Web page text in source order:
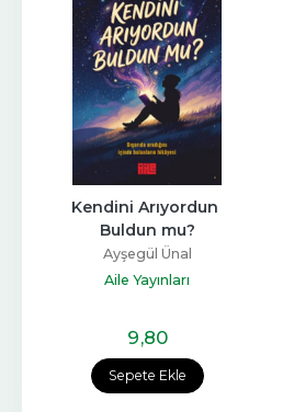
Sepete Ekle
Kendini Arıyordun
Buldun mu?
Ayşegül Ünal
Aile Yayınları
9,80